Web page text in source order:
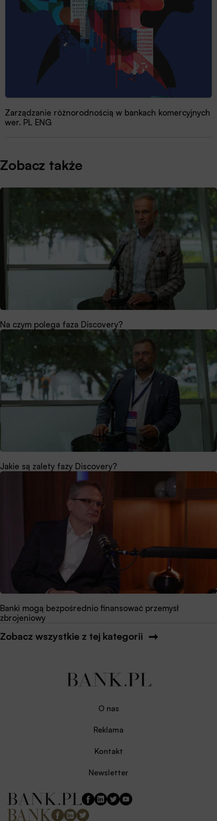
Zarządzanie różnorodnością w bankach komercyjnych
wer. PL ENG
Zobacz także
Na czym polega faza Discovery?
Jakie są zalety fazy Discovery?
Banki mogą bezpośrednio finansować przemysł
zbrojeniowy
Zobacz wszystkie z tej kategorii
O nas
Reklama
Kontakt
Newsletter